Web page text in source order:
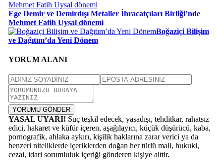
Ege Demir ve Demirdışı Metaller İhracatçıları Birliği’nde
Mehmet Fatih Uysal dönemi
Boğaziçi Bilişim
ve Dağıtım’da Yeni Dönem
YORUM ALANI
YORUMU GÖNDER
YASAL UYARI! Suç teşkil edecek, yasadışı, tehditkar, rahatsız
edici, hakaret ve küfür içeren, aşağılayıcı, küçük düşürücü, kaba,
pornografik, ahlaka aykırı, kişilik haklarına zarar verici ya da
benzeri niteliklerde içeriklerden doğan her türlü mali, hukuki,
cezai, idari sorumluluk içeriği gönderen kişiye aittir.